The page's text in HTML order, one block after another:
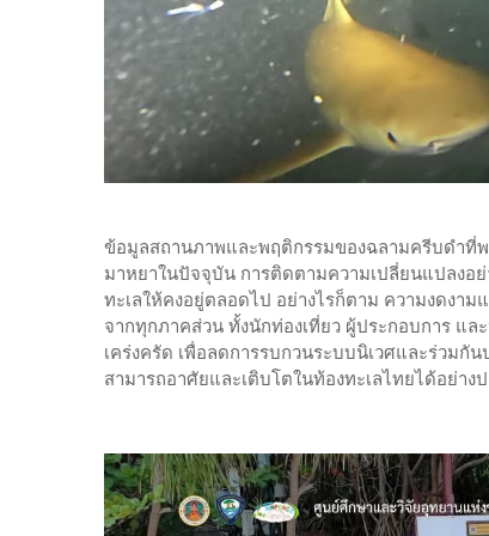
ข้อมูลสถานภาพและพฤติกรรมของฉลามครีบดำ
มาหยาในปัจจุบัน การติดตามความเปลี่ยนแปลงอ
ทะเลให้คงอยู่ตลอดไป อย่างไรก็ตาม ความงดง
จากทุกภาคส่วน ทั้งนักท่องเที่ยว ผู้ประกอบการ แ
เคร่งครัด เพื่อลดการรบกวนระบบนิเวศและร่วมกั
สามารถอาศัยและเติบโตในท้องทะเลไทยได้อย่า